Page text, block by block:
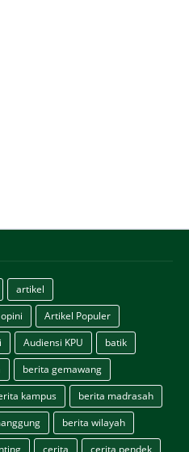
artikel
Artikel Populer
Audiensi KPU
batik
berita gemawang
kampus
berita madrasah
berita wilayah
cerita
cerita pendek